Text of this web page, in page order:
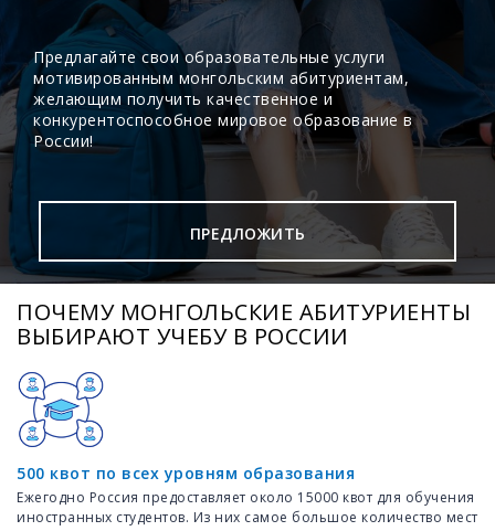
Предлагайте свои образовательные услуги
мотивированным монгольским абитуриентам,
желающим получить качественное и
конкурентоспособное мировое образование в
России!
ПРЕДЛОЖИТЬ
ПОЧЕМУ МОНГОЛЬСКИЕ АБИТУРИЕНТЫ
ВЫБИРАЮТ УЧЕБУ В РОССИИ
500 квот по всех уровням образования
Ежегодно Россия предоставляет около 15000 квот для обучения
иностранных студентов. Из них самое большое количество мест